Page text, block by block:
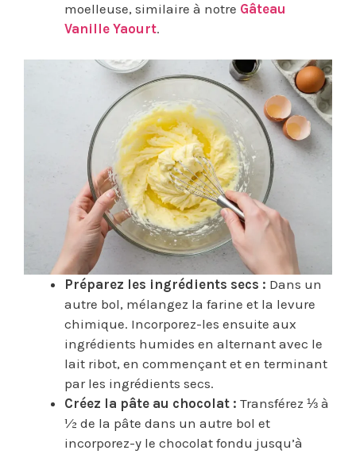
moelleuse, similaire à notre Gâteau
Vanille Yaourt.
Préparez les ingrédients secs : Dans un
autre bol, mélangez la farine et la levure
chimique. Incorporez-les ensuite aux
ingrédients humides en alternant avec le
lait ribot, en commençant et en terminant
par les ingrédients secs.
Créez la pâte au chocolat : Transférez ⅓ à
½ de la pâte dans un autre bol et
incorporez-y le chocolat fondu jusqu’à